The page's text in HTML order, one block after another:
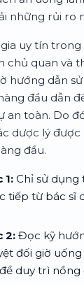
những rủi ro
uy tín
chủ quan và
hướng dẫn
đầu dẫn
an toàn. Do
dược lý được
đầu.
1: Chỉ sử dụng
tiếp từ bác sĩ
2: Đọc kỹ
đối giờ
duy trì nồng